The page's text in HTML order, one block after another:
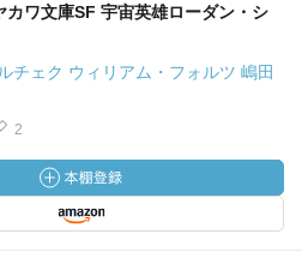
カワ文庫SF 宇宙英雄ローダン・シ
チェク ウィリアム・フォルツ 嶋田
2